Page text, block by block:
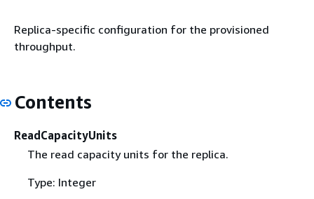
Replica-specific configuration for the provisioned
throughput.
Contents
ReadCapacityUnits
The read capacity units for the replica.
Type: Integer